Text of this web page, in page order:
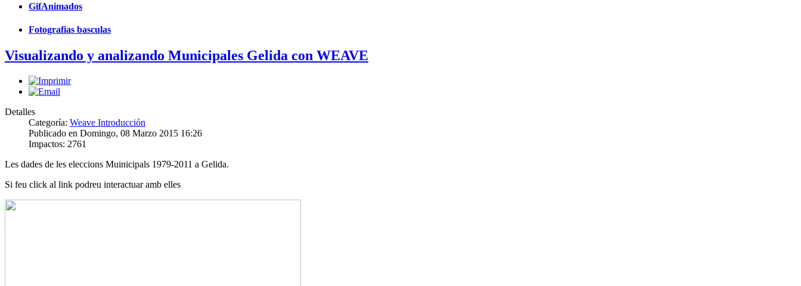
GifAnimados
Fotografias basculas
Visualizando y analizando Municipales Gelida con WEAVE
Detalles
Categoría: Weave Introducción
Publicado en Domingo, 08 Marzo 2015 16:26
Impactos: 2761
Les dades de les eleccions Muinicipals 1979-2011 a Gelida.
Si feu click al link podreu interactuar amb elles